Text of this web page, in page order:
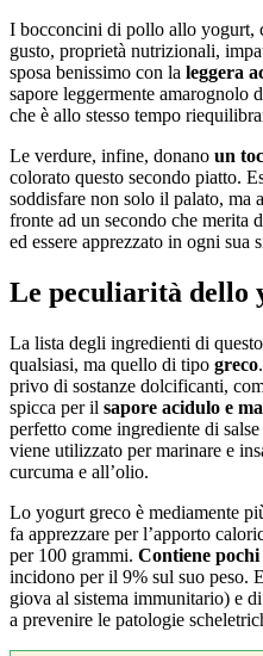
I bocconcini di pollo allo yogurt,
gusto, proprietà nutrizionali,
sposa benissimo con la leggera
sapore leggermente amarognolo
che è allo stesso tempo
Le verdure, infine, donano un
colorato questo secondo piatto.
soddisfare non solo il palato, ma
fronte ad un secondo che merita
ed essere apprezzato in ogni sua
Le peculiarità dello
La lista degli ingredienti di
qualsiasi, ma quello di tipo greco
privo di sostanze dolcificanti,
spicca per il sapore acidulo e
perfetto come ingrediente di
viene utilizzato per marinare e
curcuma e all’olio.
Lo yogurt greco è mediamente
fa apprezzare per l’apporto
per 100 grammi. Contiene
incidono per il 9% sul suo peso.
giova al sistema immunitario) e di
a prevenire le patologie